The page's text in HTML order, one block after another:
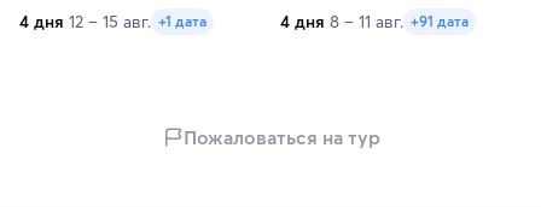
4 дня 12 – 15 авг. +1 дата 4 дня 8 – 11 авг. +91 дата
Пожаловаться на тур